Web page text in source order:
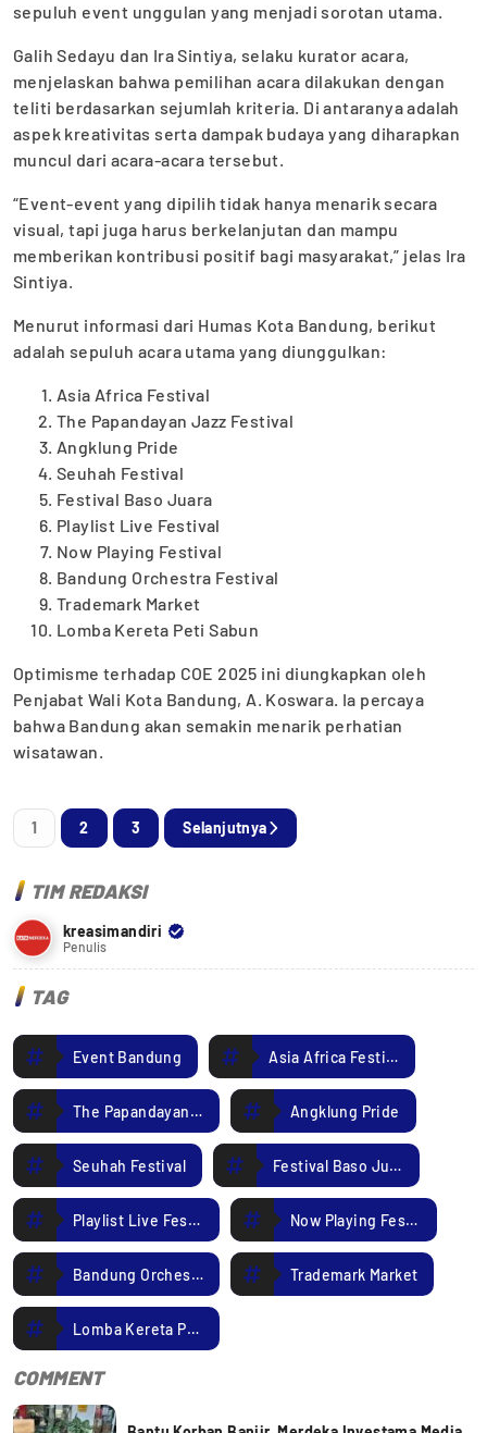
sepuluh event unggulan yang menjadi sorotan utama.
Galih Sedayu dan Ira Sintiya, selaku kurator acara,
menjelaskan bahwa pemilihan acara dilakukan dengan
teliti berdasarkan sejumlah kriteria. Di antaranya adalah
aspek kreativitas serta dampak budaya yang diharapkan
muncul dari acara-acara tersebut.
“Event-event yang dipilih tidak hanya menarik secara
visual, tapi juga harus berkelanjutan dan mampu
memberikan kontribusi positif bagi masyarakat,” jelas Ira
Sintiya.
Menurut informasi dari Humas Kota Bandung, berikut
adalah sepuluh acara utama yang diunggulkan:
Asia Africa Festival
The Papandayan Jazz Festival
Angklung Pride
Seuhah Festival
Festival Baso Juara
Playlist Live Festival
Now Playing Festival
Bandung Orchestra Festival
Trademark Market
Lomba Kereta Peti Sabun
Optimisme terhadap COE 2025 ini diungkapkan oleh
Penjabat Wali Kota Bandung, A. Koswara. Ia percaya
bahwa Bandung akan semakin menarik perhatian
wisatawan.
1 2 3 Selanjutnya
TIM REDAKSI
kreasimandiri
Penulis
TAG
Event Bandung Asia Africa Festival
The Papandayan Jazz Festival Angklung Pride
Seuhah Festival Festival Baso Juara
Playlist Live Festival Now Playing Festival
Bandung Orchestra Festival Trademark Market
Lomba Kereta Peti Sabun
COMMENT